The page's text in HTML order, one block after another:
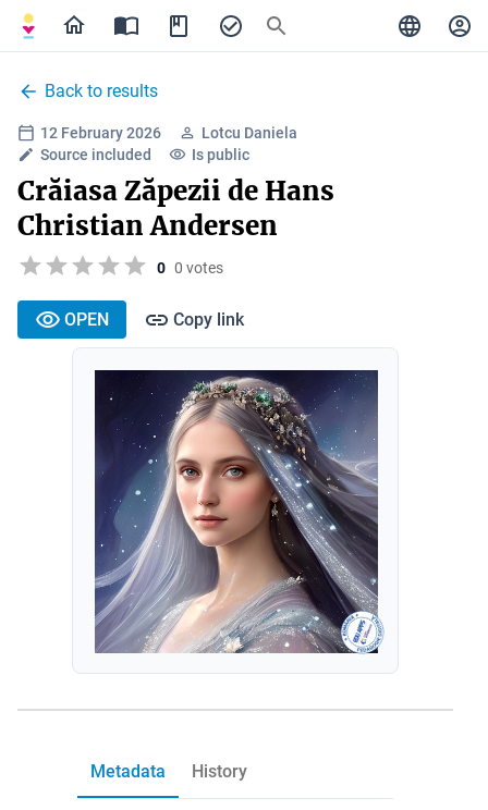
Back to results
12 February 2026
Lotcu Daniela
Source included
Is public
Crăiasa Zăpezii de Hans
Christian Andersen
0 0 votes
OPEN Copy link
Metadata History